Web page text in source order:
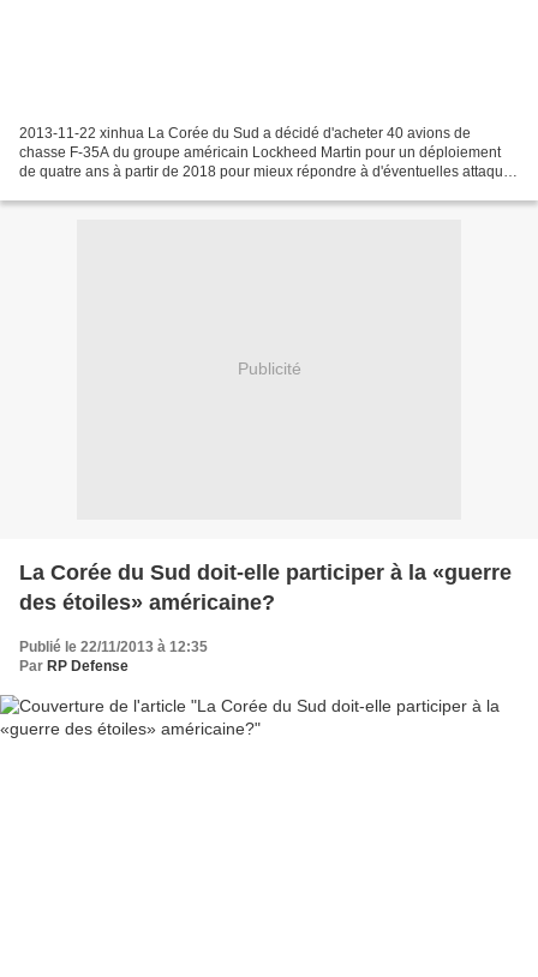
2013-11-22 xinhua La Corée du Sud a décidé d'acheter 40 avions de
chasse F-35A du groupe américain Lockheed Martin pour un déploiement
de quatre ans à partir de 2018 pour mieux répondre à d'éventuelles attaques
Publicité
La Corée du Sud doit-elle participer à la «guerre
des étoiles» américaine?
Publié le 22/11/2013 à 12:35
Par RP Defense